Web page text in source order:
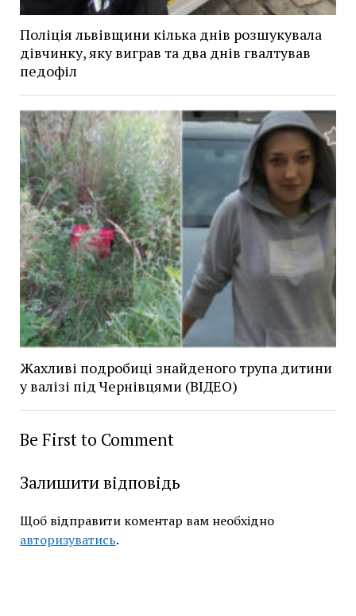
Поліція львівщини кілька днів розшукувала
дівчинку, яку виграв та два днів гвалтував
педофіл
Жахливі подробиці знайденого трупа дитини
у валізі під Чернівцями (ВІДЕО)
Be First to Comment
Залишити відповідь
Щоб відправити коментар вам необхідно
авторизуватись.